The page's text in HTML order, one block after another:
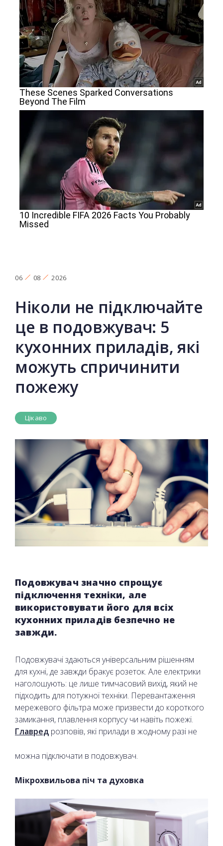
06 08 2026
Ніколи не підключайте
це в подовжувач: 5
кухонних приладів, які
можуть спричинити
пожежу
Цікаво
Подовжувач значно спрощує
підключення техніки, але
використовувати його для всіх
кухонних приладів безпечно не
завжди.
Подовжувачі здаються універсальним рішенням
для кухні, де завжди бракує розеток. Але електрики
наголошують: це лише тимчасовий вихід, який не
підходить для потужної техніки. Перевантаження
мережевого фільтра може призвести до короткого
замикання, плавлення корпусу чи навіть пожежі.
Главред розповів, які прилади в жодному разі не
можна підключати в подовжувач.
Мікрохвильова піч та духовка